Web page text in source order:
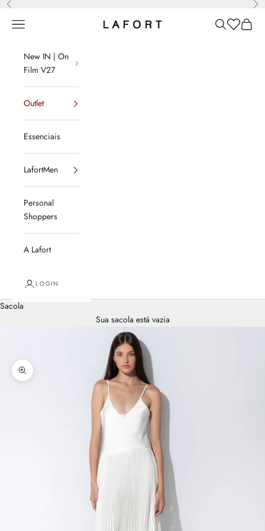
Pular para o conteúdo
Anterior
LAFORT
Menu Pesquisar
Lista de
Sacola
New IN | On
Film V27
Outlet
Essenciais
LafortMen
Personal
Shoppers
A Lafort
LOGIN
Sacola
Sua sacola está vazia
Zoom na imagem